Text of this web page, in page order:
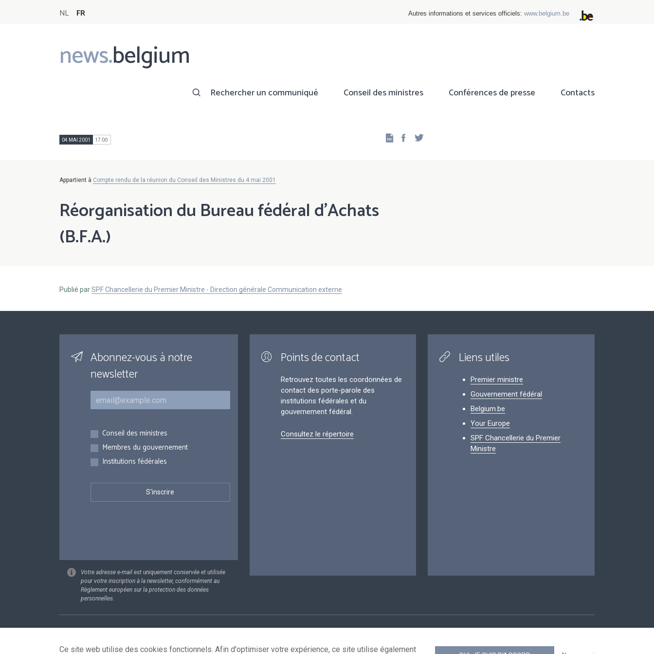
NL FR Autres informations et services officiels: www.belgium.be
news.belgium
Main
navigation
Rechercher un communiqué Conseil des ministres Conférences de presse Contacts
04 MAI 2001 17:00 Facebook
Appartient à Compte rendu de la réunion du Conseil des Ministres du 4 mai 2001
Réorganisation du Bureau fédéral d'Achats
(B.F.A.)
Publié parSPF Chancellerie du Premier Ministre - Direction générale Communication externe
Abonnez-vous à notre
newsletter
Courriel
Inscriptions
Conseil des ministres
Membres du gouvernement
Institutions fédérales
Votre adresse e-mail est uniquement conservée et utilisée
pour votre inscription à la newsletter, conformément au
Règlement européen sur la protection des données
personnelles.
Points de contact
Retrouvez toutes les coordonnées de
contact des porte-parole des
institutions fédérales et du
gouvernement fédéral.
Consultez le répertoire
Liens utiles
Premier ministre
Gouvernement fédéral
Belgium.be
Your Europe
SPF Chancellerie du Premier
Ministre
Ce site web utilise des cookies fonctionnels. Afin d'optimiser votre expérience, ce site utilise également